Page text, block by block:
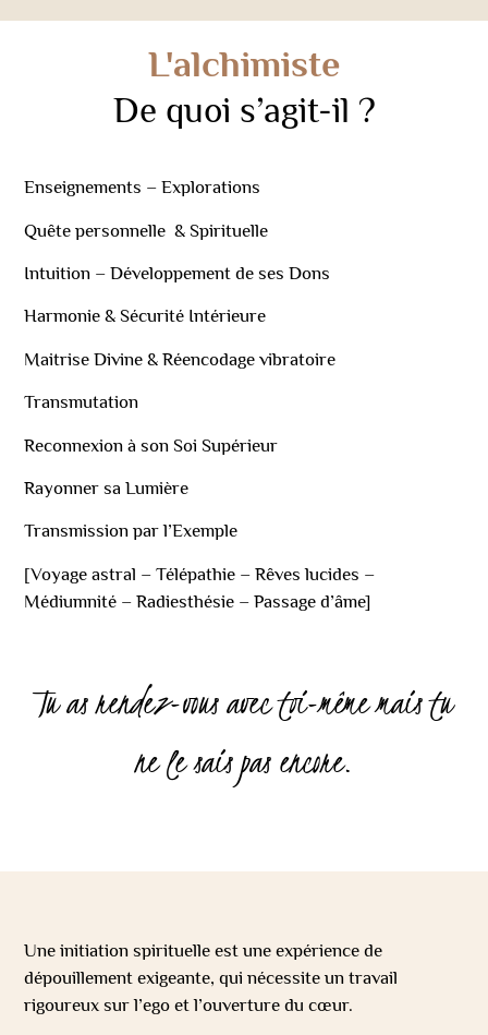
L'alchimiste
De quoi s’agit-il ?
Enseignements – Explorations
Quête personnelle & Spirituelle
Intuition – Développement de ses Dons
Harmonie & Sécurité Intérieure
Maitrise Divine & Réencodage vibratoire
Transmutation
Reconnexion à son Soi Supérieur
Rayonner sa Lumière
Transmission par l’Exemple
[Voyage astral – Télépathie – Rêves lucides –
Médiumnité – Radiesthésie – Passage d’âme]
Tu as rendez-vous avec toi-même mais tu
ne le sais pas encore.
Une initiation spirituelle est une expérience de
dépouillement exigeante, qui nécessite un travail
rigoureux sur l’ego et l’ouverture du cœur.